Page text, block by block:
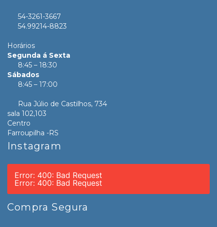
54-3261-3667
54.99214-8823
Horários
Segunda á Sexta
8:45 – 18:30
Sábados
8:45 – 17:00
Rua Júlio de Castilhos, 734
sala 102,103
Centro
Farroupilha -RS
Instagram
Error: 400: Bad Request
Error: 400: Bad Request
Compra Segura